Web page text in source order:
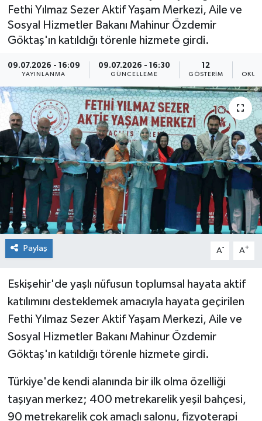
Fethi Yılmaz Sezer Aktif Yaşam Merkezi, Aile ve
Sosyal Hizmetler Bakanı Mahinur Özdemir
Göktaş'ın katıldığı törenle hizmete girdi.
09.07.2026 - 16:09
YAYINLANMA
09.07.2026 - 16:30
GÜNCELLEME
12
GÖSTERIM
Paylaş A- A+
Eskişehir'de yaşlı nüfusun toplumsal hayata aktif
katılımını desteklemek amacıyla hayata geçirilen
Fethi Yılmaz Sezer Aktif Yaşam Merkezi, Aile ve
Sosyal Hizmetler Bakanı Mahinur Özdemir
Göktaş'ın katıldığı törenle hizmete girdi.
Türkiye'de kendi alanında bir ilk olma özelliği
taşıyan merkez; 400 metrekarelik yeşil bahçesi,
90 metrekarelik çok amaçlı salonu, fizyoterapi
Asayiş
Teknoloji
Tüm Manşetler
Son Dakika Haberleri
Haber Arşivi